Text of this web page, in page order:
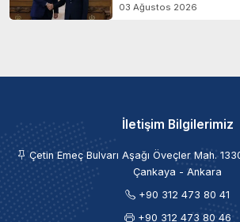
03 Ağustos 2026
İletişim Bilgilerimiz
Çetin Emeç Bulvarı Aşağı Öveçler Mah.
Çankaya - Ankara
+90 312 473 80 41
+90 312 473 80 46